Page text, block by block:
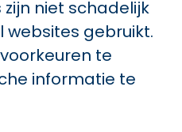
niet schadelijk
websites gebruikt.
te
informatie te